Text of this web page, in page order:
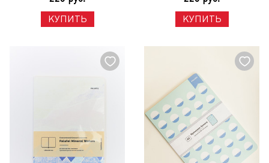
КУПИТЬ КУПИТЬ